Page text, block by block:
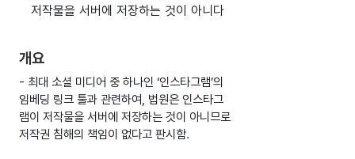
저작물을 서버에 저장하는 것이 아니다
개요
- 최대 소셜 미디어 중 하나인 ‘인스타그램’의
임베딩 링크 툴과 관련하여, 법원은 인스타그
램이 저작물을 서버에 저장하는 것이 아니므로
저작권 침해의 책임이 없다고 판시함.